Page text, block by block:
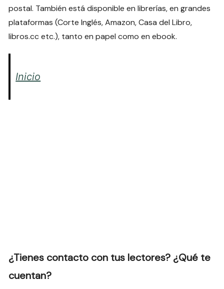
postal. También está disponible en librerías, en grandes
plataformas (Corte Inglés, Amazon, Casa del Libro,
libros.cc etc.), tanto en papel como en ebook.
Inicio
¿Tienes contacto con tus lectores? ¿Qué te
cuentan?